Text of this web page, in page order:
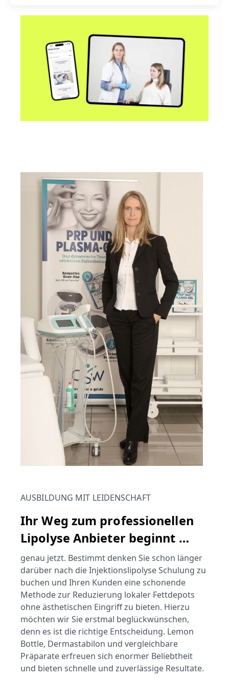
AUSBILDUNG MIT LEIDENSCHAFT
Ihr Weg zum professionellen
Lipolyse Anbieter beginnt …
genau jetzt. Bestimmt denken Sie schon länger
darüber nach die Injektionslipolyse Schulung zu
buchen und Ihren Kunden eine schonende
Methode zur Reduzierung lokaler Fettdepots
ohne ästhetischen Eingriff zu bieten. Hierzu
möchten wir Sie erstmal beglückwünschen,
denn es ist die richtige Entscheidung. Lemon
Bottle, Dermastabilon und vergleichbare
Präparate erfreuen sich enormer Beliebtheit
und bieten schnelle und zuverlässige Resultate.